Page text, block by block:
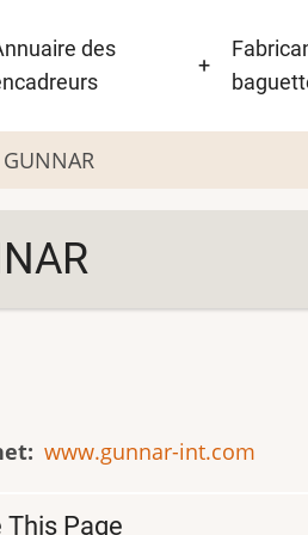
des
+
GUNNAR
www.gunnar-int.com
This Page